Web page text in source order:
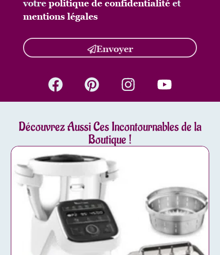
votrepolitique de confidentialité et
mentions légales
Envoyer
Découvrez Aussi Ces Incontournables de la
Boutique !